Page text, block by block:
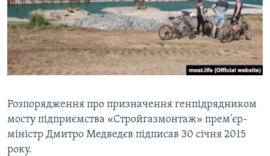
Розпорядження про призначення генпідрядником
мосту підприємства «Стройгазмонтаж» прем'єр-
міністр Дмитро Медведєв підписав 30 січня 2015
року.